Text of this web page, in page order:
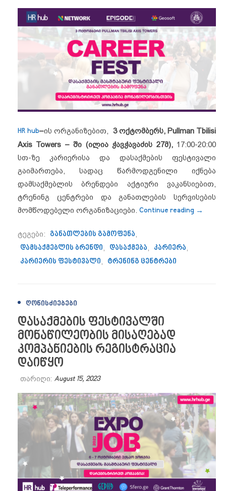
HR hub–ის ორგანიზებით, 3 ოქტომბერს, Pullman Tbilisi
Axis Towers – ში (ილია ჭავჭავაძის 27მ), 17:00-20:00
სთ-ზე კარიერისა და დასაქმების ფესტივალი
გაიმართება,
სადაც წარმოდგენილი იქნება
დამსაქმებლის ბრენდები აქტიური ვაკანსიებით,
ტრენინგ ცენტრები და განათლების სერვისების
მომწოდებელი ორგანიზაციები. Continue reading →
ტეგები: განათლების გამოფენა,
დამსაქმებლის ბრენდი, დასაქმება, კარიერა,
კარიერის ფესტივალი, ტრენინგ ცენტრები
ᲦᲝᲜᲘᲡᲫᲘᲔᲑᲔᲑᲘ
დასაქმების ფესტივალში
მონაწილეობის მისაღებად
კომპანიების რეგისტრაცია
დაიწყო
თარიღი: August 15, 2023